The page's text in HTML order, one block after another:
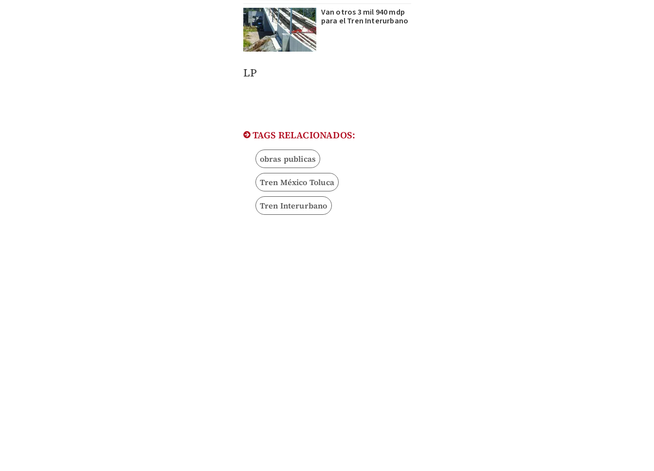
Van otros 3 mil 940 mdp
para el Tren Interurbano
LP
TAGS RELACIONADOS:
obras publicas
Tren México Toluca
Tren Interurbano